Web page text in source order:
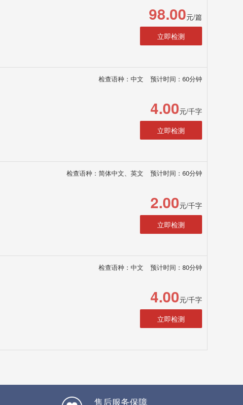
98.00元/篇
立即检测
检查语种：中文 预计时间：60分钟
4.00元/千字
立即检测
检查语种：简体中文、英文 预计时间：60分钟
2.00元/千字
立即检测
检查语种：中文 预计时间：80分钟
4.00元/千字
立即检测
售后服务保障